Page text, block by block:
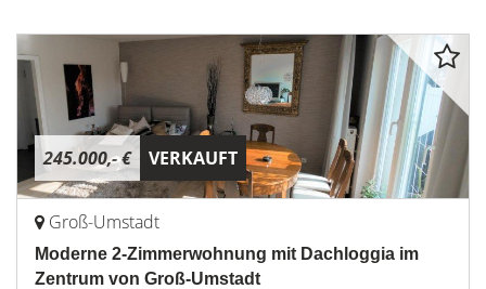
245.000,- € VERKAUFT
Groß-Umstadt
Moderne 2-Zimmerwohnung mit Dachloggia im
Zentrum von Groß-Umstadt